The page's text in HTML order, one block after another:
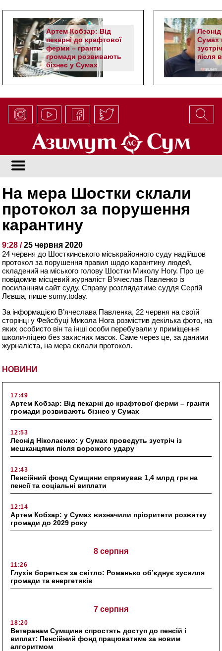
Артем Кобзар: Від
пекарні до крафтової
ферми – гранти
громади розвивають
бізнес у Сумах
Сумах
після
НОВИНИ
17:49
Артем Кобзар: Від пекарні до крафтової ферми – гранти
громади розвивають бізнес у Сумах
12:53
Леонід Ніколаєнко: у Сумах проведуть зустріч із
мешканцями після ворожого удару
12:43
Пенсійний фонд Сумщини спрямував 1,4 млрд грн на
пенсії та соціальні виплати
12:14
Артем Кобзар: у Сумах визначили пріоритети розвитку
громади до 2029 року
8 серпня
11:26
Глухів бореться за світло: Романько об’єднує зусилля
громади та енергетиків
7 серпня
18:20
Ветеранам Сумщини спростять доступ до пенсій і
виплат: Пенсійний фонд працюватиме за новим
алгоритмом
На мера Шостки склали
протокол за порушення
карантину
9:28 /25 червня 2020
24 червня до Шосткинського міськрайонного суду надійшов
протокол за порушення правил щодо карантину людей,
складений на міського голову Шостки Миколу Ногу. Про це
повідомив місцевий журналіст В’ячеслав Павленко із
посиланням сайт суду. Справу розглядатиме суддя Сергій
Лєвша, пише sumy.today.
За інформацією В’ячеслава Павленка, 22 червня на своїй
сторінці у Фейсбуці Микола Нога розмістив декілька фото, на
яких особисто він та інші особи перебували у приміщення
школи-ліцею без захисних масок. Саме через це, за даними
журналіста, на мера склали протокол.